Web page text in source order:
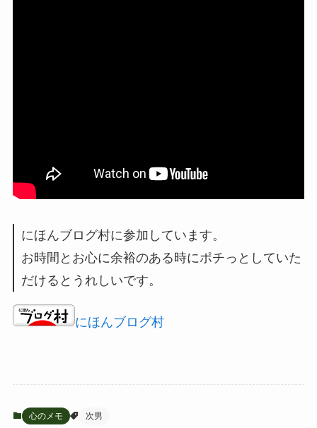
にほんブログ村に参加しています。
お時間とお心に余裕のある時にポチっとしていた
だけるとうれしいです。
にほんブログ村
心のメモ 次男